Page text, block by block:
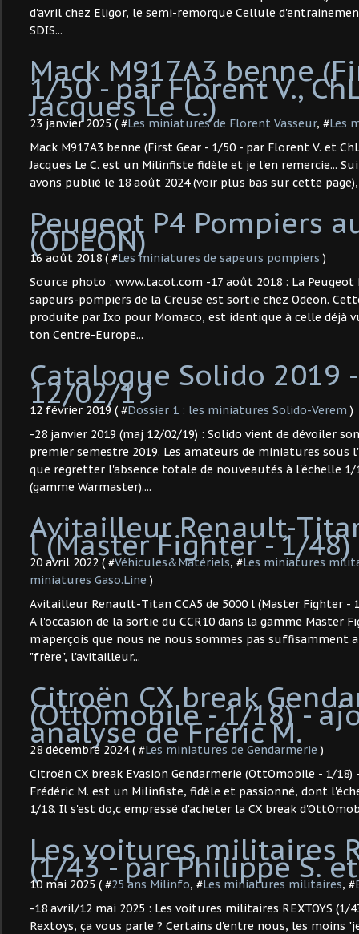
d'avril chez Eligor, le semi-remorque Cellule
SDIS...
Mack M917A3 benne
1/50 - par Florent V.,
Jacques Le C.) ​
23 janvier 2025 ( #Les miniatures de Florent Vasseur, #Les
Mack M917A3 benne (First Gear - 1/50 - par Florent V. et
Jacques Le C. est un Milinfiste fidèle et je l'en remercie...
avons publié le 18 août 2024 (voir plus bas sur cette
Peugeot P4 Pompiers
(ODEON)
16 août 2018 ( #Les miniatures de sapeurs pompiers )
Source photo : www.tacot.com -17 août 2018 : La Peugeot
sapeurs-pompiers de la Creuse est sortie chez Odeon.
produite par Ixo pour Momaco, est identique à celle déjà
ton Centre-Europe...
Catalogue Solido 2019 -
12/02/19
12 février 2019 ( #Dossier 1 : les miniatures Solido-Verem )
-28 janvier 2019 (maj 12/02/19) : Solido vient de dévoiler
premier semestre 2019. Les amateurs de miniatures
que regretter l'absence totale de nouveautés à l'échelle 1/
(gamme Warmaster)....
Avitailleur Renault-
l (Master Fighter - 1/48)
20 avril 2022 ( #Véhicules&Matériels, #Les miniatures
miniatures Gaso.Line )
Avitailleur Renault-Titan CCA5 de 5000 l (Master Fighter -
A l'occasion de la sortie du CCR10 dans la gamme Master
m'aperçois que nous ne nous sommes pas suffisamment
"frère", l'avitailleur...
Citroën CX break
(OttOmobile - 1/18) -
analyse de Fréric M.
28 décembre 2024 ( #Les miniatures de Gendarmerie )
Citroën CX break Evasion Gendarmerie (OttOmobile - 1/18)
Frédéric M. est un Milinfiste, fidèle et passionné, dont
1/18. Il s'est do,c empressé d'acheter la CX break
Les voitures militaires
(1/43 - par Philippe S.
10 mai 2025 ( #25 ans Milinfo, #Les miniatures militaires, #
-18 avril/12 mai 2025 : Les voitures militaires REXTOYS (1/
Rextoys, ça vous parle ? Certains d'entre nous, les moins